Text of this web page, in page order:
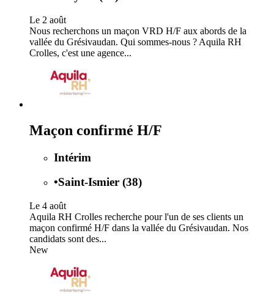
Le 2 août
Nous recherchons un maçon VRD H/F aux abords de la
vallée du Grésivaudan. Qui sommes-nous ? Aquila RH
Crolles, c'est une agence...
Maçon confirmé H/F
Intérim
•Saint-Ismier (38)
Le 4 août
Aquila RH Crolles recherche pour l'un de ses clients un
maçon confirmé H/F dans la vallée du Grésivaudan. Nos
candidats sont des...
New